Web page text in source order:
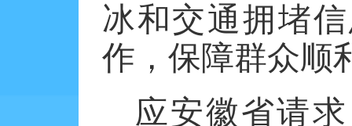
冰和交通拥堵
作，保障群众顺
应安徽省请